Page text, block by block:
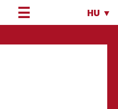
☰ HU ▼